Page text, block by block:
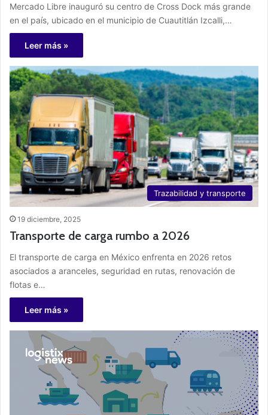
Mercado Libre inauguró su centro de Cross Dock más grande
en el país, ubicado en el municipio de Cuautitlán Izcalli,…
Leer más »
Trazabilidad y transporte
19 diciembre, 2025
Transporte de carga rumbo a 2026
El transporte de carga en México enfrenta en 2026 retos
asociados a aranceles, seguridad en rutas, renovación de
flotas e…
Leer más »